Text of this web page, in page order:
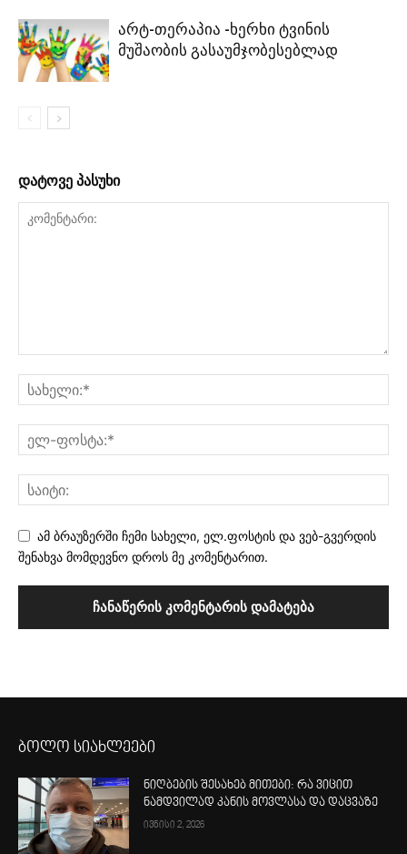
არტ-თერაპია -ხერხი ტვინის
მუშაობის გასაუმჯობესებლად
დატოვე პასუხი
ამ ბრაუზერში ჩემი სახელი, ელ.ფოსტის და ვებ-გვერდის
შენახვა მომდევნო დროს მე კომენტარით.
ბოლო სიახლეები
ნიღბების შესახებ მითები: რა ვიცით
ნამდვილად კანის მოვლასა და დაცვაზე
ივნისი 2, 2026